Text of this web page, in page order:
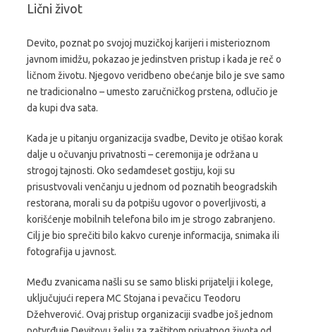
Lični život
Devito, poznat po svojoj muzičkoj karijeri i misterioznom
javnom imidžu, pokazao je jedinstven pristup i kada je reč o
ličnom životu. Njegovo veridbeno obećanje bilo je sve samo
ne tradicionalno – umesto zaručničkog prstena, odlučio je
da kupi dva sata.
Kada je u pitanju organizacija svadbe, Devito je otišao korak
dalje u očuvanju privatnosti – ceremonija je održana u
strogoj tajnosti. Oko sedamdeset gostiju, koji su
prisustvovali venčanju u jednom od poznatih beogradskih
restorana, morali su da potpišu ugovor o poverljivosti, a
korišćenje mobilnih telefona bilo im je strogo zabranjeno.
Cilj je bio sprečiti bilo kakvo curenje informacija, snimaka ili
fotografija u javnost.
Među zvanicama našli su se samo bliski prijatelji i kolege,
uključujući repera MC Stojana i pevačicu Teodoru
Džehverović. Ovaj pristup organizaciji svadbe još jednom